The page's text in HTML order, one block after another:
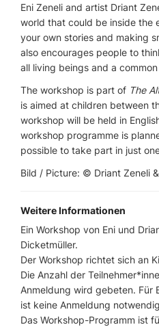
Eni Zeneli and artist Driant
world that could be inside the
your own stories and making
also encourages people to
all living beings and a
The workshop is part of The
is aimed at children between
workshop will be held in
workshop programme is
possible to take part in just
Bild / Picture: © Driant Zeneli
Weitere Informationen
Ein Workshop von Eni und
Dicketmüller.
Der Workshop richtet sich an
Die Anzahl der
Anmeldung wird gebeten. Für
ist keine Anmeldung
Das Workshop-Programm ist